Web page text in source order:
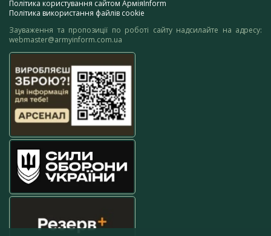
Політика користування сайтом АрміяInform
Політика використання файлів cookie
Зауваження та пропозиції по роботі сайту надсилайте на адресу:
webmaster@armyinform.com.ua